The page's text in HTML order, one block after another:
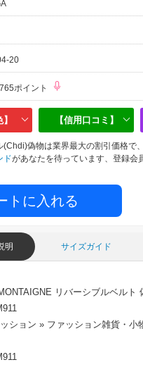
20
765ポイント
【信用口コミ】
(Chdi)偽物は業界最大の割引価格で
ドがあなたを待っています、登録会
明 サイズガイド
リバーシブルベルト
ション » ファッション雑貨・小